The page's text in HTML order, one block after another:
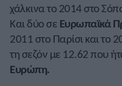
χάλκινα το 2014 στο
Και δύο σε Ευρωπαϊκά
2011 στο Παρίσι και το
τη σεζόν με 12.62 που
Ευρώπη.